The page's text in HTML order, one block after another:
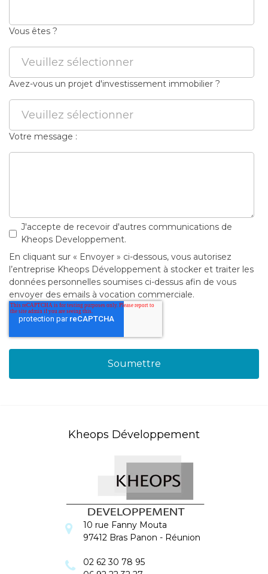
Vous êtes ?
Avez-vous un projet d'investissement immobilier ?
Votre message :
J'accepte de recevoir d'autres communications de
Kheops Developpement.
En cliquant sur « Envoyer » ci-dessous, vous autorisez
l’entreprise Kheops Développement à stocker et traiter les
données personnelles soumises ci-dessus afin de vous
envoyer des emails à vocation commerciale.
Kheops Développement
10 rue Fanny Mouta
97412 Bras Panon - Réunion
02 62 30 78 95